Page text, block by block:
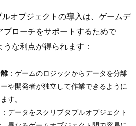
オブジェクトの導入は、ゲームデ
ローチをサポートするためで
な利点が得られます：
：ゲームのロジックからデータを分離
や開発者が独立して作業できるように
す。
：データをスクリプタブルオブジェクト